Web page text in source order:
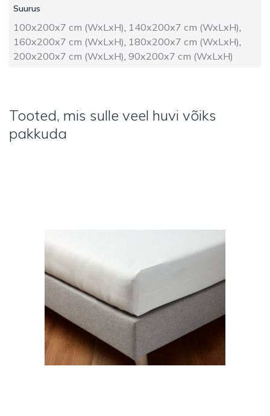
Suurus
100x200x7 cm (WxLxH), 140x200x7 cm (WxLxH),
160x200x7 cm (WxLxH), 180x200x7 cm (WxLxH),
200x200x7 cm (WxLxH), 90x200x7 cm (WxLxH)
Tooted, mis sulle veel huvi võiks
pakkuda